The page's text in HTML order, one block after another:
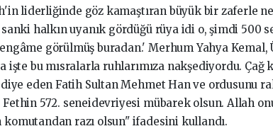
liderliğinde göz kamaştıran büyük bir zaferle
halkın uyanık gördüğü rüya idi o, şimdi 500
görülmüş buradan.' Merhum Yahya
işte bu mısralarla ruhlarımıza nakşediyordu. Çağ
eden Fatih Sultan Mehmet Han ve ordusunu
572. seneidevriyesi mübarek olsun. Allah
razı olsun" ifadesini kullandı.